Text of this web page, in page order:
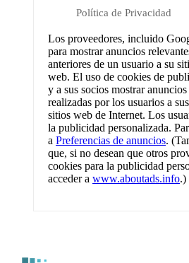
Política de Privacidad
Los proveedores, incluido
para mostrar anuncios
anteriores de un usuario a su
web. El uso de cookies de
y a sus socios mostrar
realizadas por los usuarios a
sitios web de Internet. Los
la publicidad personalizada.
a Preferencias de anuncios.
que, si no desean que otros
cookies para la publicidad
acceder a www.aboutads.info.)